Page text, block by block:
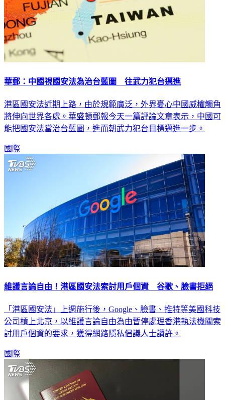
華郵：中國視國安法為治台藍圖 往武力犯台邁進
港區國安法近期上路，由於規範廣泛，外界憂心中國威權觸角
將伸向世界各處。華盛頓郵報今天一篇評論文章表示，中國可
能把國安法當治台藍圖，進而朝武力犯台目標邁進一步。
國際
維護言論自由！港區國安法索討用戶個資 谷歌、臉書拒絕
「港區國安法」上週施行後，Google、臉書、推特等美國科技
公司槓上北京，以維護言論自由為由暫停處理香港執法機關索
討用戶個資的要求，獲得網路隱私倡議人士讚許。
國際